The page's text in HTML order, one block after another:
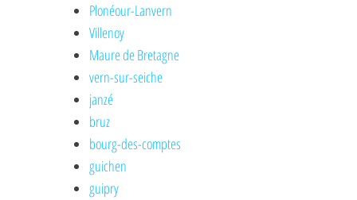
Plonéour-Lanvern
Villenoy
Maure de Bretagne
vern-sur-seiche
janzé
bruz
bourg-des-comptes
guichen
guipry